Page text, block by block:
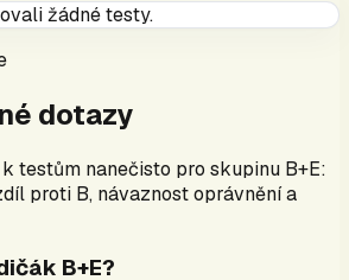
žádné testy.
dotazy
testům nanečisto pro skupinu B+E:
proti B, návaznost oprávnění a
B+E?